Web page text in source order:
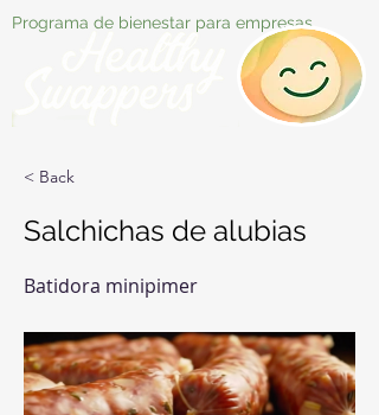
Programa de bienestar para empresas
< Back
Salchichas de alubias
Batidora minipimer